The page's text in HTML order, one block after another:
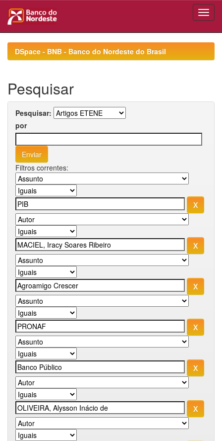
navigationDSpace - BNB - Banco do Nordeste do Brasil
Pesquisar
Pesquisar:
por
Filtros correntes: